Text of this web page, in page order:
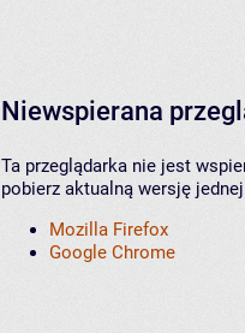
Niewspierana
Ta przeglądarka nie jest
pobierz aktualną wersję
Mozilla Firefox
Google Chrome